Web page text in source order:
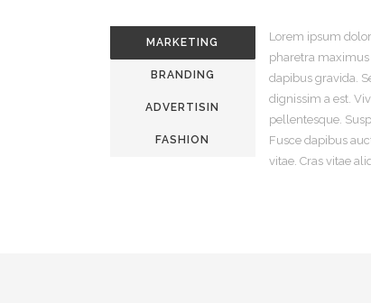
MARKETING
BRANDING
ADVERTISIN
G
FASHION
Lorem ipsum
pharetra
dapibus gravida.
dignissim a est.
pellentesque.
Fusce dapibus
vitae. Cras vitae